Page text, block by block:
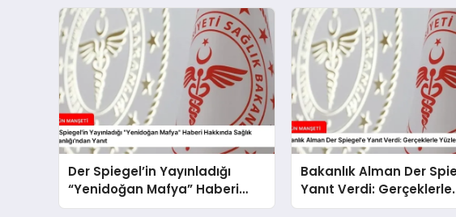
Der Spiegel’in Yayınladığı
“Yenidoğan Mafya” Haberi
Hakkında Sağlık
Bakanlık Alman Der
Yanıt Verdi: Gerçeklerle
Yüzleşme Zamanı